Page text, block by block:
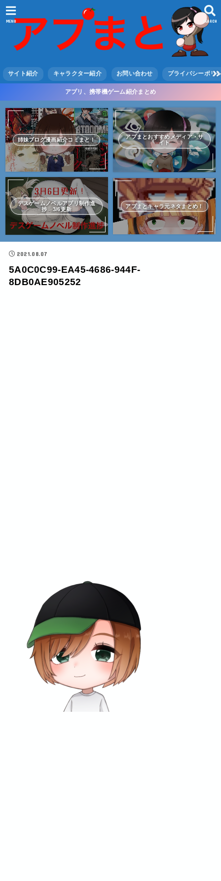
SEARCH
MENU
サイト紹介 キャラクター紹介 お問い合わせ プライバシーポリ
アプリ、携帯機ゲーム紹介まとめ
姉妹ブログ漫画紹介コミまと！
アプまとおすすめメディア・サ
イト
デスゲームノベルアプリ制作進
捗 3/6更新
アプまとキャラ元ネタまとめ！
2021.08.07
5A0C0C99-EA45-4686-944F-
8DB0AE905252